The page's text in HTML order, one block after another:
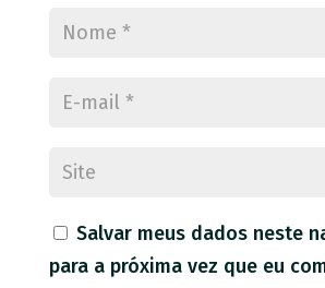
Salvar meus dados neste
para a próxima vez que eu